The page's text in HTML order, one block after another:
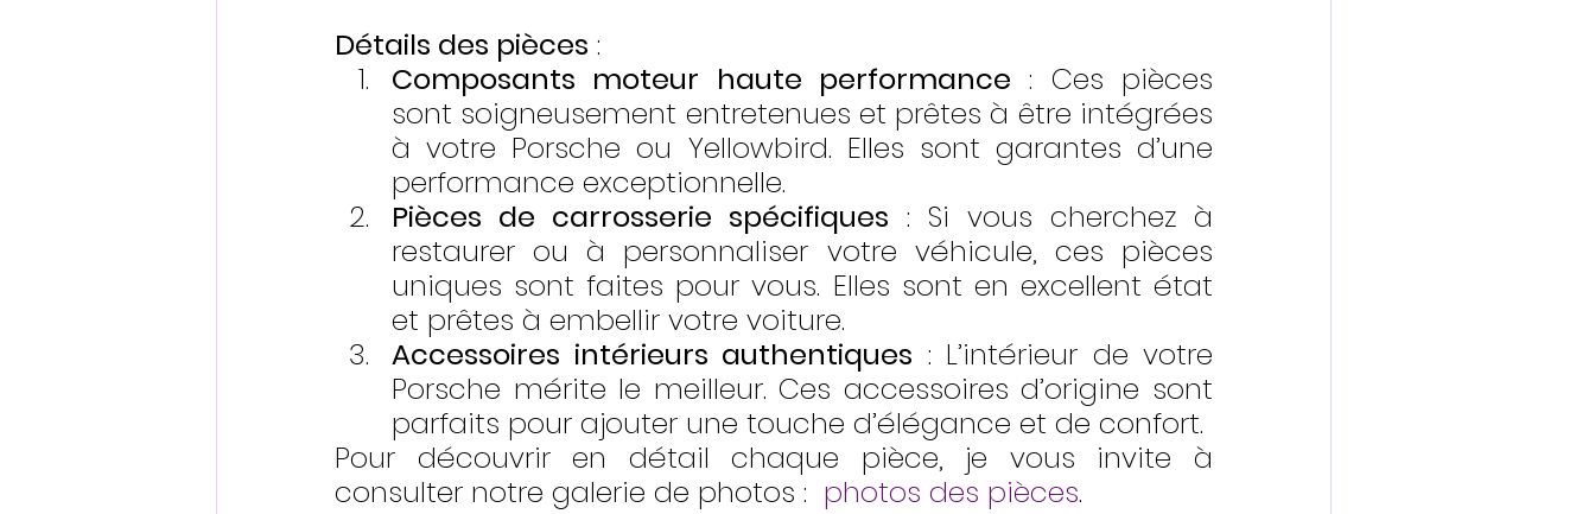
Détails des pièces :
Composants moteur haute performance : Ces pièces
sont soigneusement entretenues et prêtes à être intégrées
à votre Porsche ou Yellowbird. Elles sont garantes d’une
performance exceptionnelle.
Pièces de carrosserie spécifiques : Si vous cherchez à
restaurer ou à personnaliser votre véhicule, ces pièces
uniques sont faites pour vous. Elles sont en excellent état
et prêtes à embellir votre voiture.
Accessoires intérieurs authentiques : L’intérieur de votre
Porsche mérite le meilleur. Ces accessoires d’origine sont
parfaits pour ajouter une touche d’élégance et de confort.
Pour découvrir en détail chaque pièce, je vous invite à
consulter notre galerie de photos : photos des pièces.